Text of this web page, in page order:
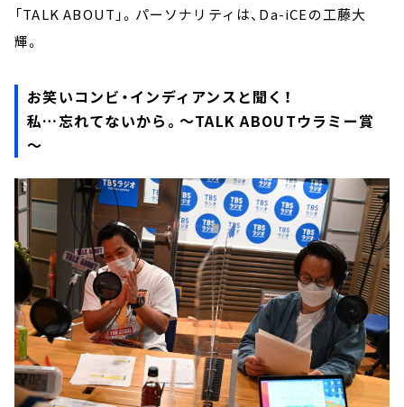
「TALK ABOUT」。パーソナリティは、Da-iCEの工藤大
輝。
お笑いコンビ・インディアンスと聞く！
私…忘れてないから。～TALK ABOUTウラミー賞
～